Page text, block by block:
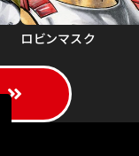
ロビンマスク